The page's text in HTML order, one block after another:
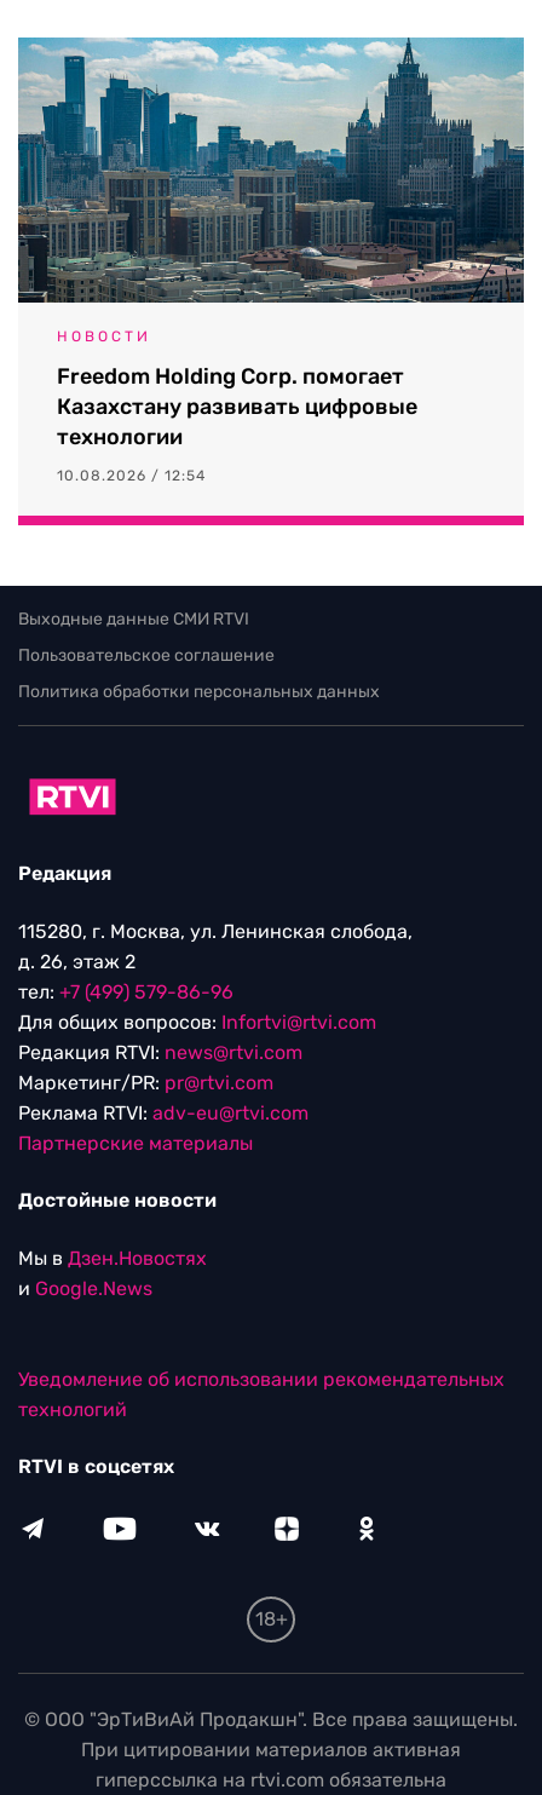
НОВОСТИ
Freedom Holding Corp. помогает
Казахстану развивать цифровые
технологии
10.08.2026 / 12:54
Выходные данные СМИ RTVI
Пользовательское соглашение
Политика обработки персональных данных
Редакция
115280, г. Москва, ул. Ленинская слобода,
д. 26, этаж 2
тел: +7 (499) 579-86-96
Для общих вопросов: Infortvi@rtvi.com
Редакция RTVI: news@rtvi.com
Маркетинг/PR: pr@rtvi.com
Реклама RTVI: adv-eu@rtvi.com
Партнерские материалы
Достойные новости
Мы в Дзен.Новостях
и Google.News
Уведомление об использовании рекомендательных
технологий
RTVI в соцсетях
18+
© ООО "ЭрТиВиАй Продакшн". Все права защищены.
При цитировании материалов активная
гиперссылка на rtvi.com обязательна